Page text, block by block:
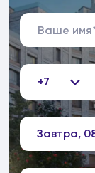
+7
Завтра,